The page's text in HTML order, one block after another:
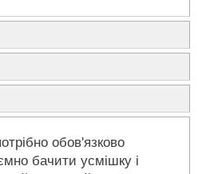
обов'язково
бачити усмішку і